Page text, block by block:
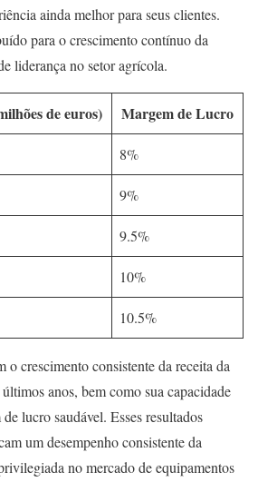
ainda melhor para seus clientes.
para o crescimento contínuo da
liderança no setor agrícola.
de euros) Margem de Lucro
8%
9%
9.5%
10%
10.5%
o crescimento consistente da receita da
anos, bem como sua capacidade
lucro saudável. Esses resultados
um desempenho consistente da
no mercado de equipamentos